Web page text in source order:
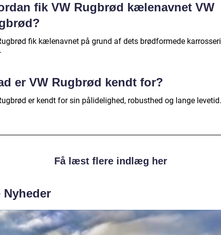
fik VW Rugbrød kælenavnet VW
fik kælenavnet på grund af dets brødformede
er VW Rugbrød kendt for?
er kendt for sin pålidelighed, robusthed og lange levetid.
Få læst flere indlæg her
Nyheder